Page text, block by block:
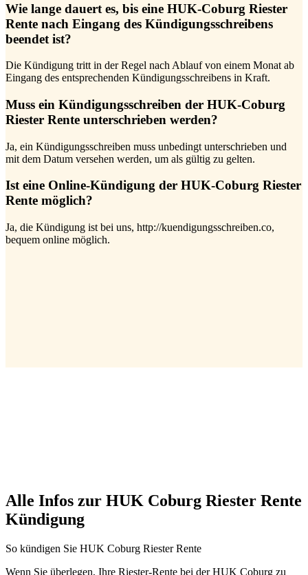
Wie lange dauert es, bis eine HUK-Coburg Riester
Rente nach Eingang des Kündigungsschreibens
beendet ist?
Die Kündigung tritt in der Regel nach Ablauf von einem Monat ab
Eingang des entsprechenden Kündigungsschreibens in Kraft.
Muss ein Kündigungsschreiben der HUK-Coburg
Riester Rente unterschrieben werden?
Ja, ein Kündigungsschreiben muss unbedingt unterschrieben und
mit dem Datum versehen werden, um als gültig zu gelten.
Ist eine Online-Kündigung der HUK-Coburg Riester
Rente möglich?
Ja, die Kündigung ist bei uns, http://kuendigungsschreiben.co,
bequem online möglich.
Alle Infos zur HUK Coburg Riester Rente
Kündigung
So kündigen Sie HUK Coburg Riester Rente
Wenn Sie überlegen, Ihre Riester-Rente bei der HUK Coburg zu